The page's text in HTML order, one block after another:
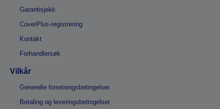
Garantisjekk
CoverPlus-registrering
Kontakt
Forhandlersøk
Vilkår
Generelle forretningsbetingelser
Betaling og leveringsbetingelser